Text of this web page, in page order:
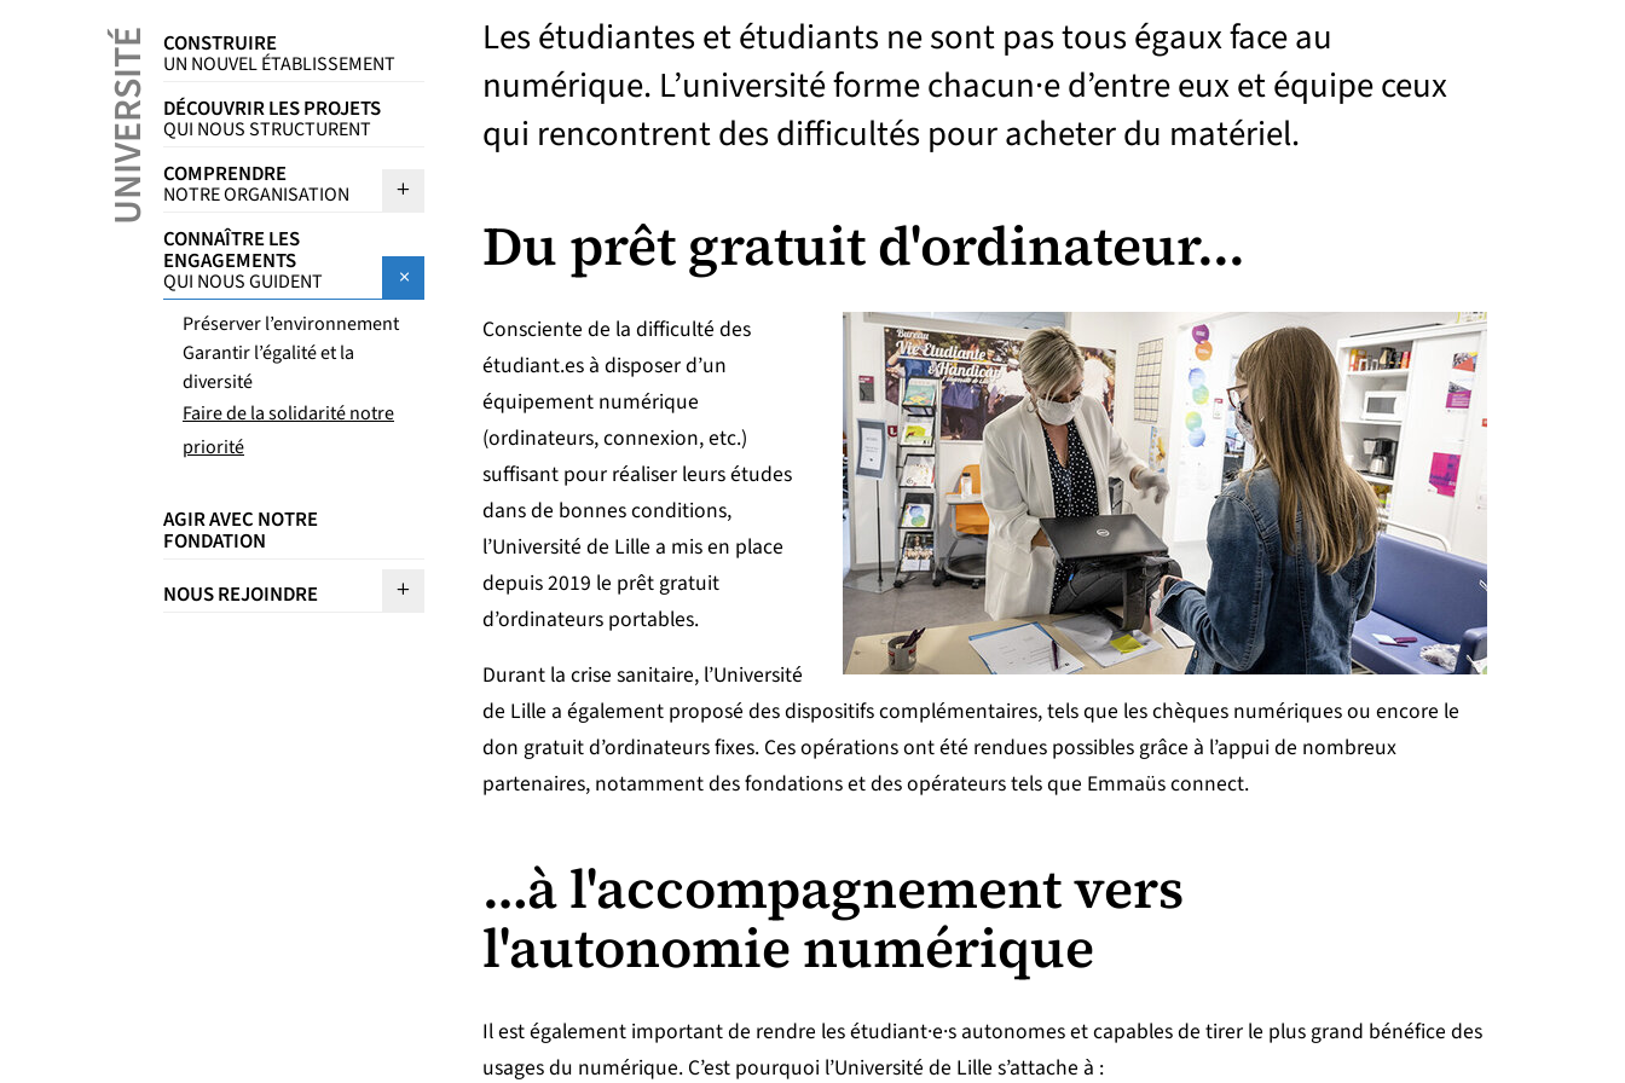
UNIVERSITÉ CONSTRUIRE
UN NOUVEL ÉTABLISSEMENT
DÉCOUVRIR LES PROJETS
QUI NOUS STRUCTURENT
COMPRENDRE
NOTRE ORGANISATION
CONNAÎTRE LES
ENGAGEMENTS
QUI NOUS GUIDENT Sous menu Connaître les engagements qui nous guident
Préserver l’environnement
Garantir l’égalité et la
diversité
Faire de la solidarité notre
priorité
AGIR AVEC NOTRE
FONDATION
NOUS REJOINDRE
Sous menu Nous rejoindre
Les étudiantes et étudiants ne sont pas tous égaux face au
numérique. L’université forme chacun·e d’entre eux et équipe ceux
qui rencontrent des difficultés pour acheter du matériel.
Du prêt gratuit d'ordinateur...
Consciente de la difficulté des
étudiant.es à disposer d’un
équipement numérique
(ordinateurs, connexion, etc.)
suffisant pour réaliser leurs études
dans de bonnes conditions,
l’Université de Lille a mis en place
depuis 2019 le prêt gratuit
d’ordinateurs portables.
Durant la crise sanitaire, l’Université
de Lille a également proposé des dispositifs complémentaires, tels que les chèques numériques ou encore le
don gratuit d’ordinateurs fixes. Ces opérations ont été rendues possibles grâce à l’appui de nombreux
partenaires, notamment des fondations et des opérateurs tels que Emmaüs connect.
…à l'accompagnement vers
l'autonomie numérique
Il est également important de rendre les étudiant·e·s autonomes et capables de tirer le plus grand bénéfice des
usages du numérique. C’est pourquoi l’Université de Lille s’attache à :